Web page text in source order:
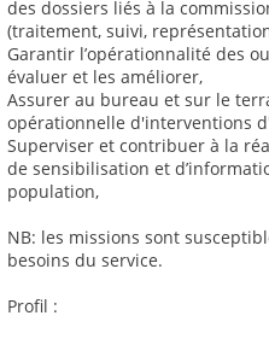
des dossiers liés à la
(traitement, suivi,
Garantir l’opérationnalité des
évaluer et les améliorer,
Assurer au bureau et sur le
opérationnelle d'interventions
Superviser et contribuer à la
de sensibilisation et
population,
NB: les missions sont
besoins du service.
Profil :